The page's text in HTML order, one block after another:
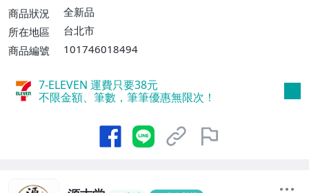
運費$60、滿5件或消費滿$1298免運
費】、宅配/貨運【單件運費$120、滿5件
商品狀況
全新品
所在地區
台北市
商品編號
101746018494
7-ELEVEN 運費只要38元
不限金額、筆數，筆筆優惠無限次！